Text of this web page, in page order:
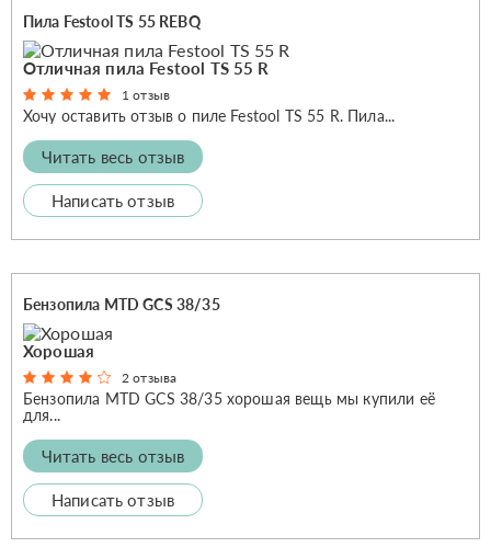
Пила Festool TS 55 REBQ
Отличная пила Festool TS 55 R
1 отзыв
Хочу оставить отзыв о пиле Festool TS 55 R. Пила...
Читать весь отзыв
Написать отзыв
Бензопила MTD GCS 38/35
Хорошая
2 отзыва
Бензопила MTD GCS 38/35 хорошая вещь мы купили её
для...
Читать весь отзыв
Написать отзыв